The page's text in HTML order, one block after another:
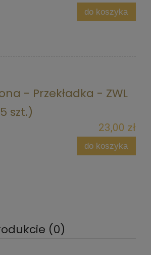
do koszyka
- Przekładka - ZWL
szt.)
23,00 zł
do koszyka
(0)